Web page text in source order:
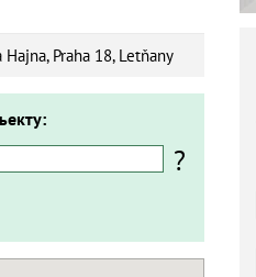
Hajna, Praha 18, Letňany
?